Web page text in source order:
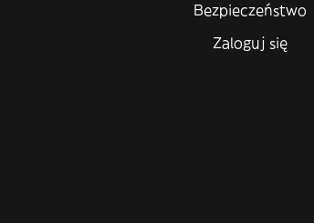
Bezpieczeństwo
Zaloguj się